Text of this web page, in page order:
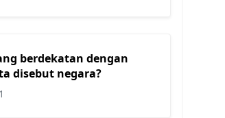
berdekatan dengan
disebut negara?